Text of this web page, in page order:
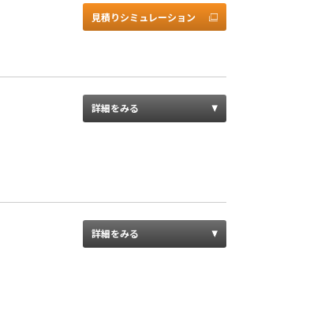
見積りシミュレーション
詳細をみる
詳細をみる